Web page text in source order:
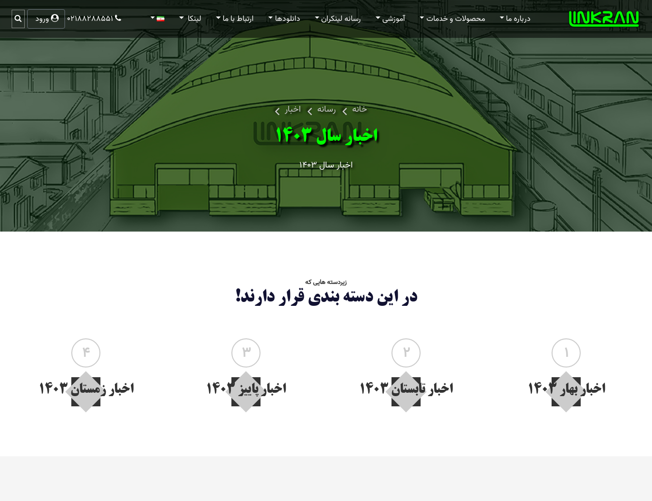
درباره ما محصولات و خدمات آموزشی رسانه لینکران دانلودها ارتباط با ما لینکا 02188288551 ورود
خانه رسانه اخبار
اخبار سال 1403
اخبار سال 1403
زیردسته هایی که
در این دسته بندی قرار دارند!
1
اخبار بهار 1403
2
اخبار تابستان 1403
3
اخبار پاییز 1403
4
اخبار زمستان 1403